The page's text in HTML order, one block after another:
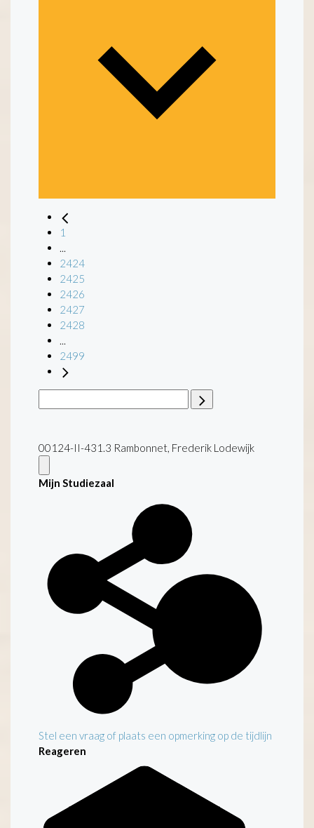
1
2424
2425
2426
2427
2428
2499
00124-II-431.3 Rambonnet, Frederik Lodewijk
Mijn Studiezaal
Stel een vraag of plaats een opmerking op de tijdlijn
Reageren